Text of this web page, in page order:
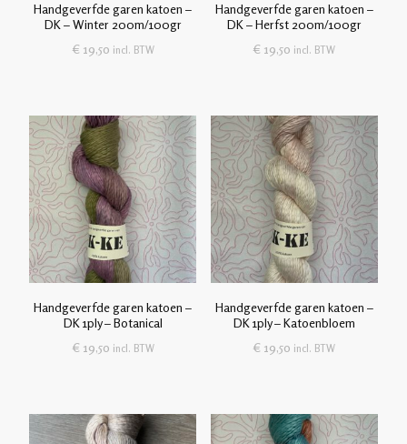
Handgeverfde garen katoen –
DK – Winter 200m/100gr
€ 19,50 incl. BTW
Handgeverfde garen katoen –
DK – Herfst 200m/100gr
€ 19,50 incl. BTW
Handgeverfde garen katoen –
DK 1ply – Botanical
€ 19,50 incl. BTW
Handgeverfde garen katoen –
DK 1ply – Katoenbloem
€ 19,50 incl. BTW